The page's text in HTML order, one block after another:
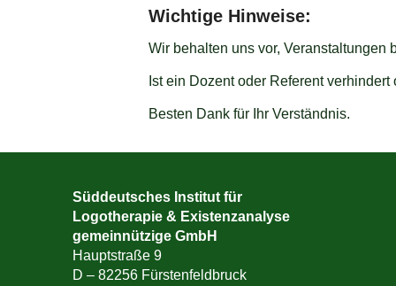
Wichtige Hinweise:
Wir behalten uns vor, Veranstaltungen
Ist ein Dozent oder Referent
Besten Dank für Ihr Verständnis.
Süddeutsches Institut für
Logotherapie & Existenzanalyse
gemeinnützige GmbH
Hauptstraße 9
D – 82256 Fürstenfeldbruck